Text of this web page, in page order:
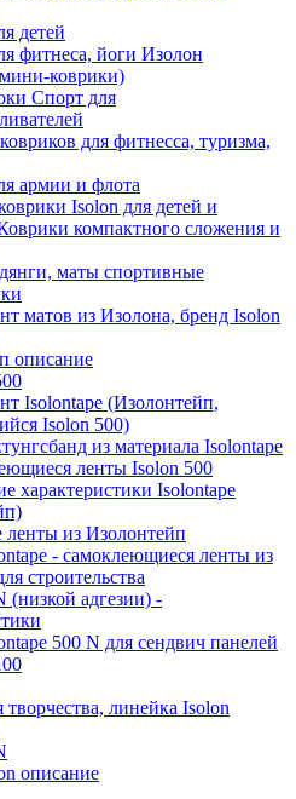
детей
фитнеса, йоги Изолон
коврики)
Спорт для
для фитнесса, туризма,
армии и флота
Isolon для детей и
компактного сложения и
маты спортивные
матов из Изолона, бренд Isolon
описание
Isolontape (Изолонтейп,
Isolon 500)
из материала Isolontape
ленты Isolon 500
характеристики Isolontape
из Изолонтейп
- самоклеющиеся ленты из
строительства
(низкой адгезии) -
500 N для сендвич панелей
линейка Isolon
описание